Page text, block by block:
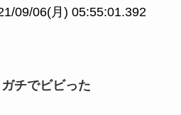
09/06(月) 05:55:01.392
チでビビった